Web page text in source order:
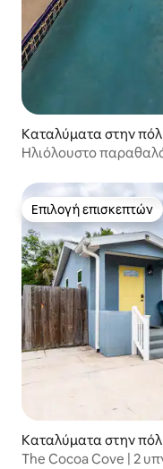
Καταλύματα στην
Ηλιόλουστο
Επιλογή επισκεπτών
Επιλογή επισκεπτών
Καταλύματα στην
The Cocoa Cove | 2